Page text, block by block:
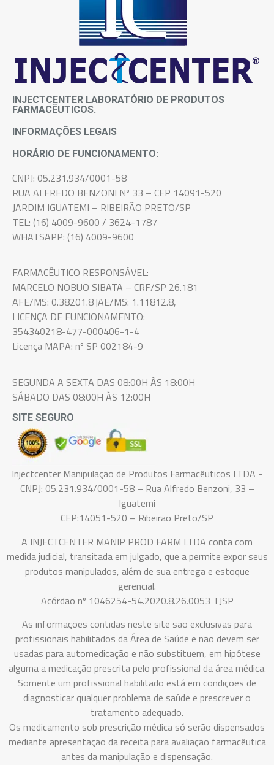
INJECTCENTER LABORATÓRIO DE PRODUTOS
FARMACÊUTICOS.
INFORMAÇÕES LEGAIS
HORÁRIO DE FUNCIONAMENTO:
CNPJ: 05.231.934/0001-58
RUA ALFREDO BENZONI Nº 33 – CEP 14091-520
JARDIM IGUATEMI – RIBEIRÃO PRETO/SP
TEL: (16) 4009-9600 / 3624-1787
WHATSAPP: (16) 4009-9600
FARMACÊUTICO RESPONSÁVEL:
MARCELO NOBUO SIBATA – CRF/SP 26.181
AFE/MS: 0.38201.8 |AE/MS: 1.11812.8,
LICENÇA DE FUNCIONAMENTO:
354340218-477-000406-1-4
Licença MAPA: nº SP 002184-9
SEGUNDA A SEXTA DAS 08:00H ÀS 18:00H
SÁBADO DAS 08:00H ÀS 12:00H
SITE SEGURO
Injectcenter Manipulação de Produtos Farmacêuticos LTDA -
CNPJ: 05.231.934/0001-58 – Rua Alfredo Benzoni, 33 –
Iguatemi
CEP:14051-520 – Ribeirão Preto/SP
A INJECTCENTER MANIP PROD FARM LTDA conta com
medida judicial, transitada em julgado, que a permite expor seus
produtos manipulados, além de sua entrega e estoque
gerencial.
Acórdão nº 1046254-54.2020.8.26.0053 TJSP
As informações contidas neste site são exclusivas para
profissionais habilitados da Área de Saúde e não devem ser
usadas para automedicação e não substituem, em hipótese
alguma a medicação prescrita pelo profissional da área médica.
Somente um profissional habilitado está em condições de
diagnosticar qualquer problema de saúde e prescrever o
tratamento adequado.
Os medicamento sob prescrição médica só serão dispensados
mediante apresentação da receita para avaliação farmacêutica
antes da manipulação e dispensação.